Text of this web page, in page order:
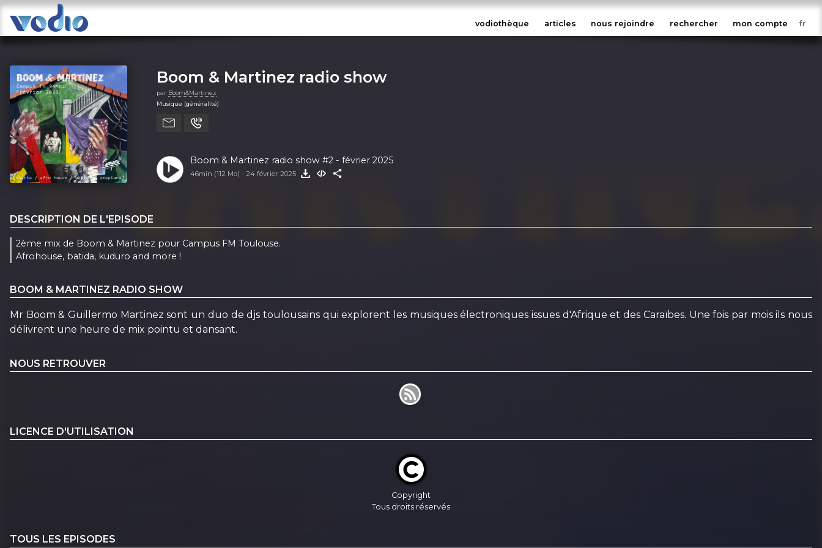
vodiothèque articles nous rejoindre rechercher mon compte
Boom & Martinez radio show
par Boom&Martinez
Musique (généralité)
Boom & Martinez radio show #2 - février 2025
46min (112 Mo) - 24 février 2025
DESCRIPTION DE L'EPISODE
2ème mix de Boom & Martinez pour Campus FM Toulouse.
Afrohouse, batida, kuduro and more !
BOOM & MARTINEZ RADIO SHOW
Mr Boom & Guillermo Martinez sont un duo de djs toulousains qui explorent les musiques électroniques issues d'Afrique et des Caraïbes. Une fois par mois ils nous
délivrent une heure de mix pointu et dansant.
NOUS RETROUVER
LICENCE D'UTILISATION
Copyright
Tous droits réservés
TOUS LES EPISODES